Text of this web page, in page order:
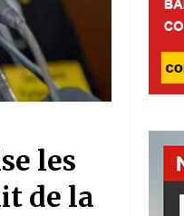
les
de la